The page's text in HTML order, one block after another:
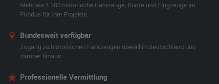
Mehr als 4.300 historische Fahrzeuge, Boote und Flugzeuge im
Fundus für Ihre Projekte.
Bundesweit verfügbar
Zugang zu historischen Fahrzeugen überall in Deutschland und
darüber hinaus.
Professionelle Vermittlung